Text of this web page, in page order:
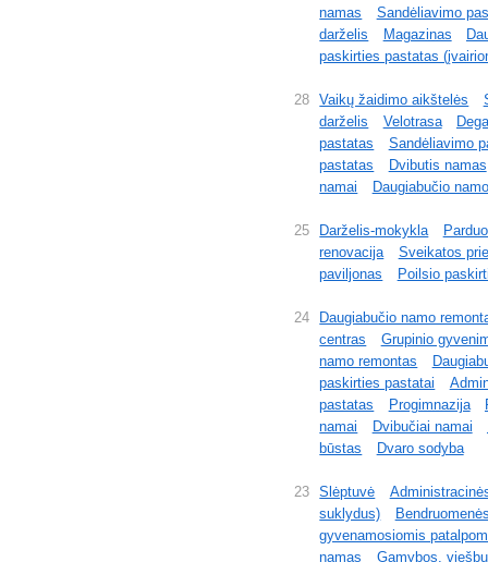
namas
Sandėliavimo
darželis
Magazinas
paskirties pastatas
28 Vaikų žaidimo aikštelės
darželis
Velotrasa
pastatas
Sandėliavimo
pastatas
Dvibutis namas
namai
Daugiabučio
25 Darželis-mokykla
renovacija
Sveikatos
paviljonas
Poilsio
24
Daugiabučio namo
centras
Grupinio
namo remontas
paskirties pastatai
pastatas
Progimnazija
namai
Dvibučiai namai
būstas
Dvaro sodyba
23 Slėptuvė
suklydus)
gyvenamosiomis
namas
Gamybos,